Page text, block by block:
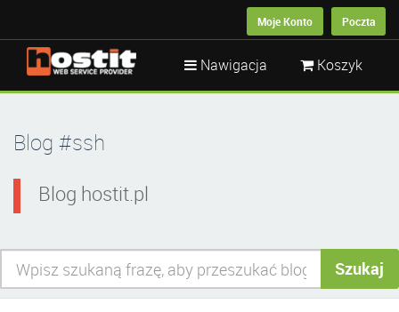
Moje Konto Poczta
Koszyk
Nawigacja
Blog #ssh
Blog hostit.pl
Szukaj